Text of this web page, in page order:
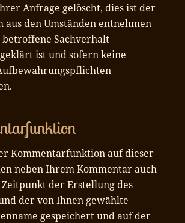
Anfrage gelöscht, dies ist der
aus den Umständen entnehmen
betroffene Sachverhalt
ist und sofern keine
Kommentarfunktion auf dieser
neben Ihrem Kommentar auch
der Erstellung des
der von Ihnen gewählte
gespeichert und auf der